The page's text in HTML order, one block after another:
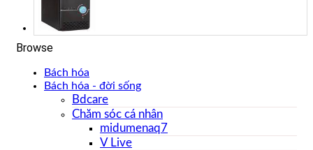
Browse
Bách hóa
Bách hóa - đời sống
Bdcare
Chăm sóc cá nhân
midumenaq7
V Live